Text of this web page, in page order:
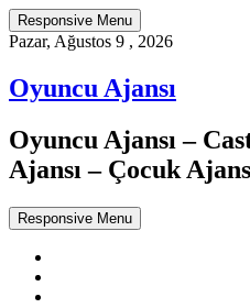
Responsive Menu
Pazar, Ağustos 9 , 2026
Oyuncu Ajansı
Oyuncu Ajansı –
Ajansı – Çocuk
Responsive Menu